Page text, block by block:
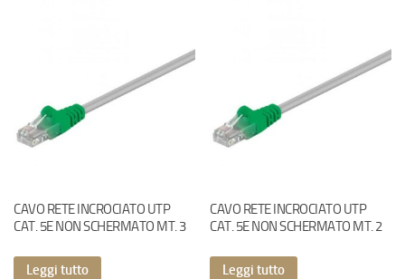
CAVO RETE INCROCIATO UTP
CAT. 5E NON SCHERMATO MT. 3
Leggi tutto
CAVO RETE INCROCIATO UTP
CAT. 5E NON SCHERMATO MT. 2
Leggi tutto